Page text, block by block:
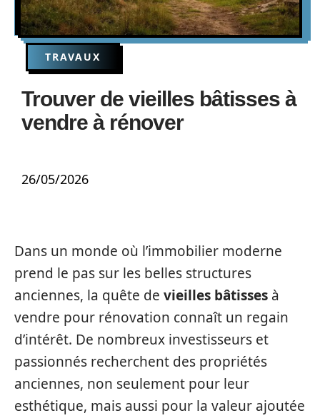
TRAVAUX
Trouver de vieilles bâtisses à
vendre à rénover
26/05/2026
Dans un monde où l’immobilier moderne
prend le pas sur les belles structures
anciennes, la quête de vieilles bâtisses à
vendre pour rénovation connaît un regain
d’intérêt. De nombreux investisseurs et
passionnés recherchent des propriétés
anciennes, non seulement pour leur
esthétique, mais aussi pour la valeur ajoutée